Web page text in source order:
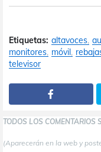
Etiquetas: altavoces
monitores móvil
televisor
TODOS LOS COMENTARIOS
(Aparecerán en la web y